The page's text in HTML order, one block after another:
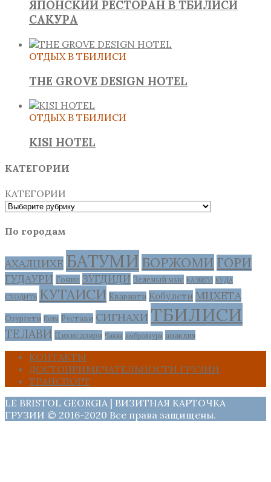
ЯПОНСКИЙ РЕСТОРАН В ТБИЛИСИ
САКУРА
ОТДЫХ В ТБИЛИСИ
THE GROVE DESIGN HOTEL
ОТДЫХ В ТБИЛИСИ
KISI HOTEL
КАТЕГОРИИ
КАТЕГОРИИ
По городам
АХАЛЦИХЕ БАТУМИ БОРЖОМИ ГОРИ
ГУДАУРИ Гонио ЗУГДИДИ Зеленый мыс КАЗБЕГИ КУДА
СХОДИТЬ КУТАИСИ Квариати Кобулети МЦХЕТА
Озургети Поти Рустави СИГНАХИ ТБИЛИСИ
ТЕЛАВИ Цихисдзири Чакви амбролаури анаклия
КОНТАКТЫ
ДОСТОПРИМЕЧАТЕЛЬНОСТИ ГРУЗИИ
ТРАНСПОРТ
LE BRISTOL GEORGIA | ВИЗИТНАЯ КАРТОЧКА
ГРУЗИИ © 2016-2020 Все права защищены.